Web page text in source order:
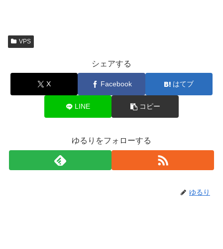
VPS
シェアする
X Facebook はてブ
LINE コピー
ゆるりをフォローする
ゆるり